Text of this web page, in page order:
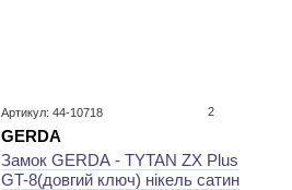
Артикул: 44-10718 2
GERDA
Замок GERDA - TYTAN ZX Plus
GT-8(довгий ключ) нікель сатин